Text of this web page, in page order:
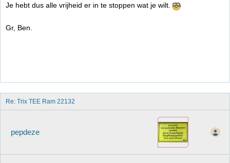
Je hebt dus alle vrijheid er in te stoppen wat je wilt.
Gr, Ben.
Re: Trix TEE Ram 22132
pepdeze